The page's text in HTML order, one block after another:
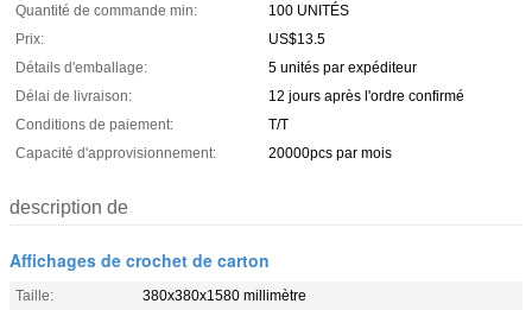
Quantité de commande min:
100 UNITÉS
Prix:
US$13.5
Détails d'emballage:
5 unités par expéditeur
Délai de livraison:
12 jours après l'ordre confirmé
Conditions de paiement:
T/T
Capacité d'approvisionnement:
20000pcs par mois
description de
Affichages de crochet de carton
Taille:
380x380x1580 millimètre